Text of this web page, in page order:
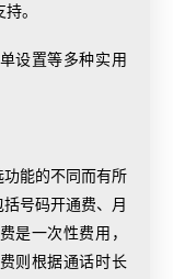
。
设置等多种实用
能的不同而有所
号码开通费、月
是一次性费用，
则根据通话时长